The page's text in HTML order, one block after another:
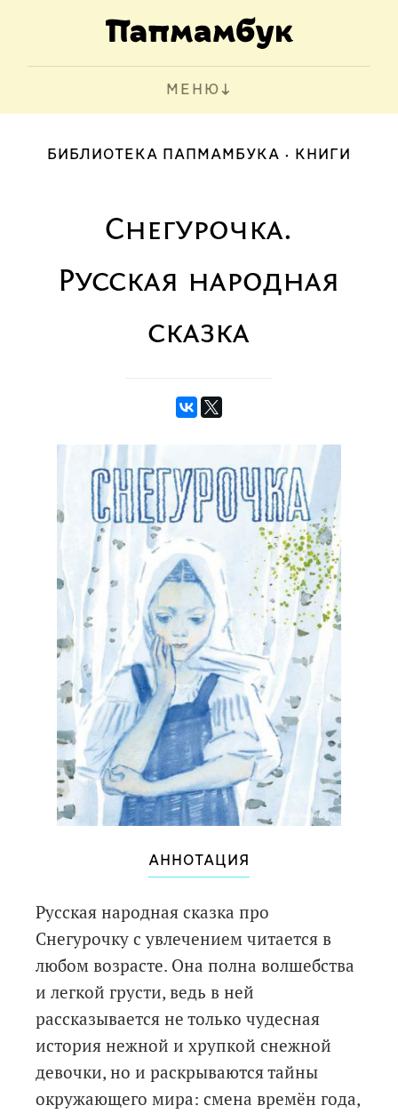
МЕНЮ
БИБЛИОТЕКА ПАПМАМБУКА КНИГИ
Снегурочка.
Русская народная
сказка
АННОТАЦИЯ
Русская народная сказка про
Снегурочку с увлечением читается в
любом возрасте. Она полна волшебства
и легкой грусти, ведь в ней
рассказывается не только чудесная
история нежной и хрупкой снежной
девочки, но и раскрываются тайны
окружающего мира: смена времён года,